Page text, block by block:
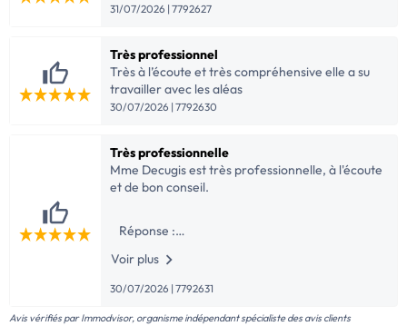
31/07/2026 | 7792627
Très professionnel
Très à l’écoute et très compréhensive elle a su
travailler avec les aléas
30/07/2026 | 7792630
Très professionnelle
Mme Decugis est très professionnelle, à l'écoute
et de bon conseil.
Réponse :
Merci pour cet avis et pour votre confiance ! Je
suis ravie d'avoir pu vous conseiller et vous
orienter. Je vous souhaite un excellent
déroulement pour votre nouveau projet! Au
Voir plus
30/07/2026 | 7792631
Avis vérifiés par Immodvisor, organisme indépendant spécialiste des avis clients